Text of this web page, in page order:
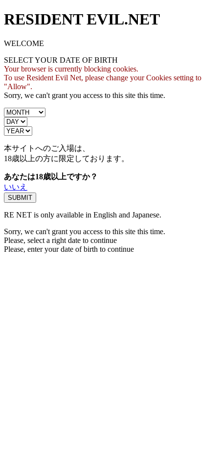
RESIDENT EVIL.NET
WELCOME
SELECT YOUR DATE OF BIRTH
Your browser is currently blocking cookies.
To use Resident Evil Net, please change your Cookies setting to
"Allow".
Sorry, we can't grant you access to this site this time.
本サイトへのご入場は、
18歳以上の方に限定しております。
あなたは18歳以上ですか？
いいえ
RE NET is only available in English and Japanese.
Sorry, we can't grant you access to this site this time.
Please, select a right date to continue
Please, enter your date of birth to continue